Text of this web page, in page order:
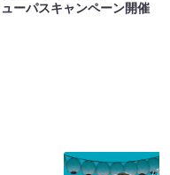
ーパスキャンペーン開催